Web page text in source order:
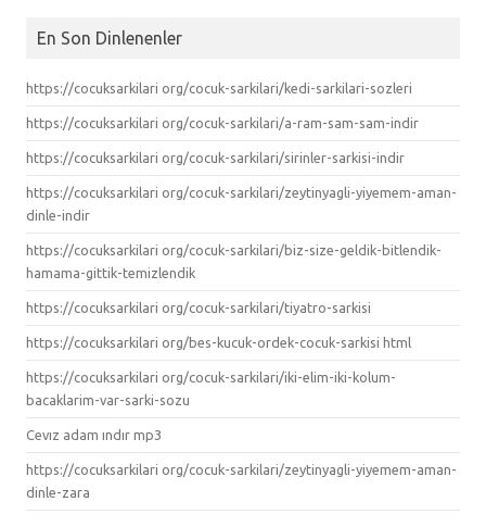
En Son Dinlenenler
https://cocuksarkilari org/cocuk-sarkilari/kedi-sarkilari-sozleri
https://cocuksarkilari org/cocuk-sarkilari/a-ram-sam-sam-indir
https://cocuksarkilari org/cocuk-sarkilari/sirinler-sarkisi-indir
https://cocuksarkilari org/cocuk-sarkilari/zeytinyagli-yiyemem-aman-
dinle-indir
https://cocuksarkilari org/cocuk-sarkilari/biz-size-geldik-bitlendik-
hamama-gittik-temizlendik
https://cocuksarkilari org/cocuk-sarkilari/tiyatro-sarkisi
https://cocuksarkilari org/bes-kucuk-ordek-cocuk-sarkisi html
https://cocuksarkilari org/cocuk-sarkilari/iki-elim-iki-kolum-
bacaklarim-var-sarki-sozu
Cevız adam ındır mp3
https://cocuksarkilari org/cocuk-sarkilari/zeytinyagli-yiyemem-aman-
dinle-zara